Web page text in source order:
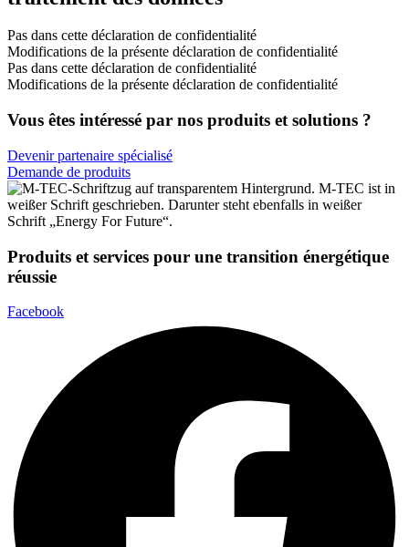
Pas dans cette déclaration de confidentialité
Modifications de la présente déclaration de confidentialité
Pas dans cette déclaration de confidentialité
Modifications de la présente déclaration de confidentialité
Vous êtes intéressé par nos produits et solutions ?
Devenir partenaire spécialisé
Demande de produits
Produits et services pour une transition énergétique
réussie
Facebook